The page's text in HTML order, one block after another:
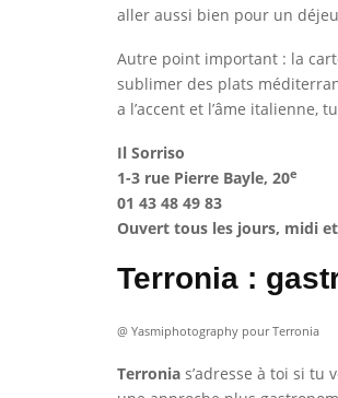
aller aussi bien pour un
Autre point important : la
sublimer des plats
a l’accent et l’âme italienne,
Il Sorriso
1-3 rue Pierre Bayle, 20e
01 43 48 49 83
Ouvert tous les jours, midi
Terronia :
@ Yasmiphotography pour Terronia
Terronia s’adresse à toi si tu